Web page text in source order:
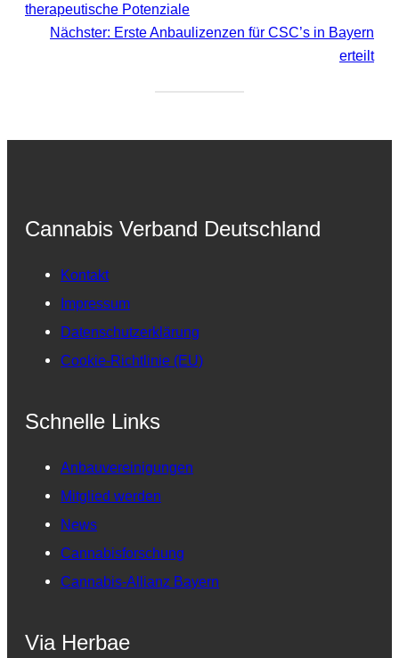
therapeutische Potenziale
Nächster: Erste Anbaulizenzen für CSC’s in Bayern
erteilt
Cannabis Verband Deutschland
Kontakt
Impressum
Datenschutzerklärung
Cookie-Richtlinie (EU)
Schnelle Links
Anbauvereinigungen
Mitglied werden
News
Cannabisforschung
Cannabis-Allianz Bayern
Via Herbae